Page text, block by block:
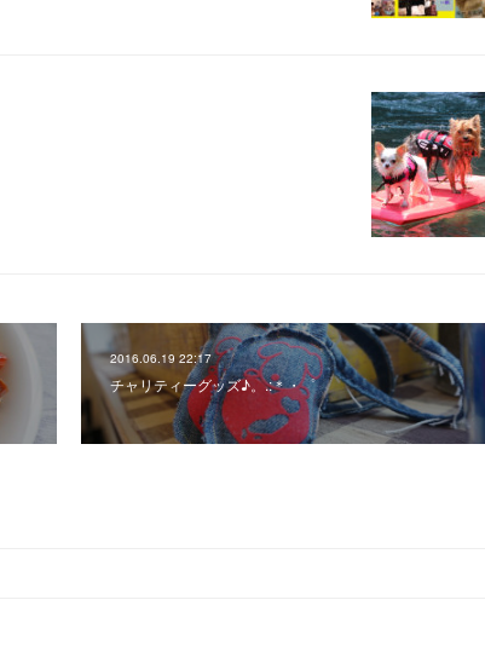
2016.06.19 22:17
チャリティーグッズ♪。.:＊・゜